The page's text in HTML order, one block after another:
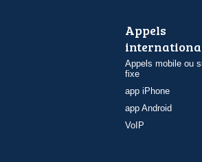
Appels
Appels mobile ou
fixe
app iPhone
app Android
VoIP